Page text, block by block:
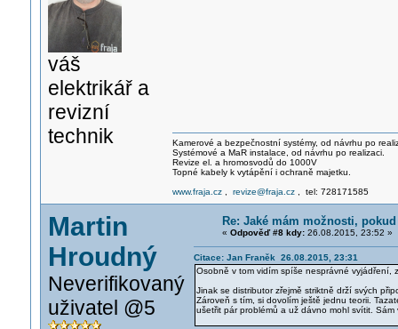
váš
elektrikář a
revizní
technik
Kamerové a bezpečnostní systémy, od návrhu po
Systémové a MaR instalace, od návrhu po realizaci.
Revize el. a hromosvodů do 1000V
Topné kabely k vytápění i ochraně majetku.
www.fraja.cz, revize@fraja.cz, tel: 728171585
Martin
Hroudný
Neverifikovaný
uživatel @5
Re: Jaké mám možnosti,
« Odpověď #8 kdy:26.08.2015, 23:52 »
Citace: Jan Franěk 26.08.2015, 23:31
Osobně v tom vidím spíše nesprávné vyjádření,
Jinak se distributor zřejmě striktně drží svých
Zároveň s tím, si dovolím ještě jednu teorii.
ušetřit pár problémů a už dávno mohl svítit.